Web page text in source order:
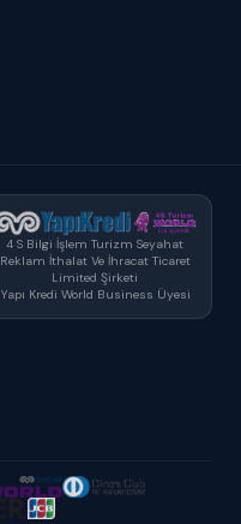
4 S Bilgi İşlem Turizm Seyahat
Reklam İthalat Ve İhracat Ticaret
Limited Şirketi
Yapı Kredi World Business Üyesi